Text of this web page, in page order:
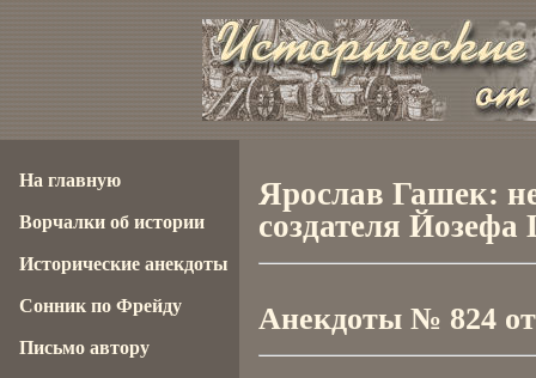
Ярослав Гашек:
создателя
Анекдоты № 824 от
На главную
Ворчалки об истории
Исторические анекдоты
Сонник по Фрейду
Письмо автору